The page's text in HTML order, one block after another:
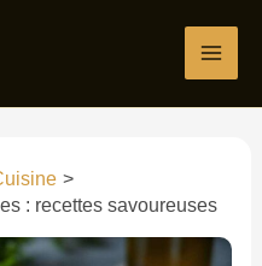
: recettes savoureuses